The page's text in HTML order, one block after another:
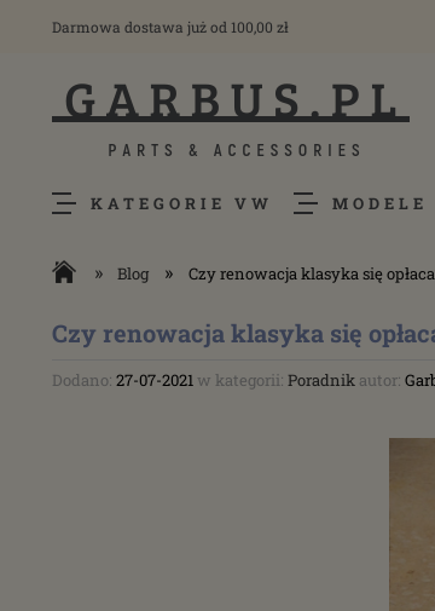
Darmowa dostawa już od 100,00 zł
KATEGORIE VW MODELE
» Blog » Czy renowacja klasyka się
Czy renowacja klasyka się
Dodano: 27-07-2021 w kategorii: Poradnik autor: